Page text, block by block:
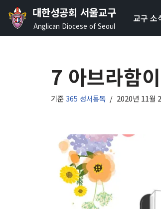
콘
대한성공회 서울교구
Anglican Diocese of Seoul
교구 소
7 아브라함
기준365 성서통독 2020년 11월